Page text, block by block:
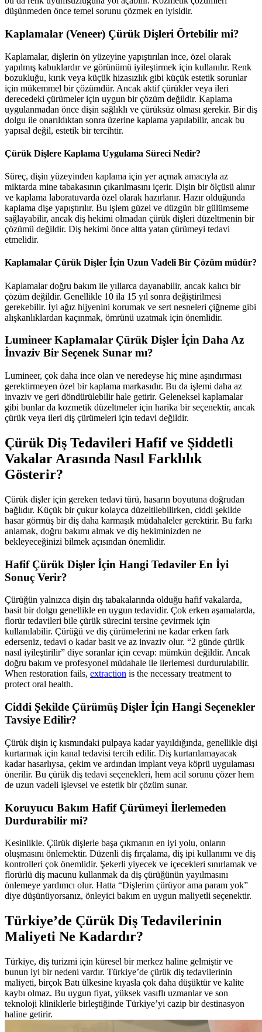
düşünmeden önce temel sorunu çözmek en iyisidir.
Kaplamalar (Veneer) Çürük Dişleri Örtebilir mi?
Kaplamalar, dişlerin ön yüzeyine yapıştırılan ince, özel olarak
yapılmış kabuklardır ve görünümü iyileştirmek için kullanılır. Renk
bozukluğu, kırık veya küçük hizasızlık gibi küçük estetik sorunlar
için mükemmel bir çözümdür. Ancak aktif çürükler veya ileri
derecedeki çürümeler için uygun bir çözüm değildir. Kaplama
uygulanmadan önce dişin sağlıklı ve çürüksüz olması gerekir. Bir diş
dolgu ile onarıldıktan sonra üzerine kaplama yapılabilir, ancak bu
yapısal değil, estetik bir tercihtir.
Çürük Dişlere Kaplama Uygulama Süreci Nedir?
Süreç, dişin yüzeyinden kaplama için yer açmak amacıyla az
miktarda mine tabakasının çıkarılmasını içerir. Dişin bir ölçüsü alınır
ve kaplama laboratuvarda özel olarak hazırlanır. Hazır olduğunda
kaplama dişe yapıştırılır. Bu işlem güzel ve düzgün bir gülümseme
sağlayabilir, ancak diş hekimi olmadan çürük dişleri düzeltmenin bir
çözümü değildir. Diş hekimi önce altta yatan çürümeyi tedavi
etmelidir.
Kaplamalar Çürük Dişler İçin Uzun Vadeli Bir Çözüm müdür?
Kaplamalar doğru bakım ile yıllarca dayanabilir, ancak kalıcı bir
çözüm değildir. Genellikle 10 ila 15 yıl sonra değiştirilmesi
gerekebilir. İyi ağız hijyenini korumak ve sert nesneleri çiğneme gibi
alışkanlıklardan kaçınmak, ömrünü uzatmak için önemlidir.
Lumineer Kaplamalar Çürük Dişler İçin Daha Az
İnvaziv Bir Seçenek Sunar mı?
Lumineer, çok daha ince olan ve neredeyse hiç mine aşındırması
gerektirmeyen özel bir kaplama markasıdır. Bu da işlemi daha az
invaziv ve geri döndürülebilir hale getirir. Geleneksel kaplamalar
gibi bunlar da kozmetik düzeltmeler için harika bir seçenektir, ancak
çürük veya ileri diş çürümeleri için tedavi değildir.
Çürük Diş Tedavileri Hafif ve Şiddetli
Vakalar Arasında Nasıl Farklılık
Gösterir?
Çürük dişler için gereken tedavi türü, hasarın boyutuna doğrudan
bağlıdır. Küçük bir çukur kolayca düzeltilebilirken, ciddi şekilde
hasar görmüş bir diş daha karmaşık müdahaleler gerektirir. Bu farkı
anlamak, doğru bakımı almak ve diş hekiminizden ne
bekleyeceğinizi bilmek açısından önemlidir.
Hafif Çürük Dişler İçin Hangi Tedaviler En İyi
Sonuç Verir?
Çürüğün yalnızca dişin dış tabakalarında olduğu hafif vakalarda,
basit bir dolgu genellikle en uygun tedavidir. Çok erken aşamalarda,
florür tedavileri bile çürük sürecini tersine çevirmek için
kullanılabilir. Çürüğü ve diş çürümelerini ne kadar erken fark
ederseniz, tedavi o kadar basit ve az invaziv olur. “2 günde çürük
nasıl iyileştirilir” diye soranlar için cevap: mümkün değildir. Ancak
doğru bakım ve profesyonel müdahale ile ilerlemesi durdurulabilir.
When restoration fails, extraction is the necessary treatment to
protect oral health.
Ciddi Şekilde Çürümüş Dişler İçin Hangi Seçenekler
Tavsiye Edilir?
Çürük dişin iç kısmındaki pulpaya kadar yayıldığında, genellikle dişi
kurtarmak için kanal tedavisi tercih edilir. Diş kurtarılamayacak
kadar hasarlıysa, çekim ve ardından implant veya köprü uygulaması
önerilir. Bu çürük diş tedavi seçenekleri, hem acil sorunu çözer hem
de uzun vadeli işlevsel ve estetik bir çözüm sunar.
Koruyucu Bakım Hafif Çürümeyi İlerlemeden
Durdurabilir mi?
Kesinlikle. Çürük dişlerle başa çıkmanın en iyi yolu, onların
oluşmasını önlemektir. Düzenli diş fırçalama, diş ipi kullanımı ve diş
kontrolleri çok önemlidir. Şekerli yiyecek ve içecekleri sınırlamak ve
florürlü diş macunu kullanmak da diş çürüğünün yayılmasını
önlemeye yardımcı olur. Hatta “Dişlerim çürüyor ama param yok”
diye düşünüyorsanız, önleyici bakım en uygun maliyetli seçenektir.
Türkiye’de Çürük Diş Tedavilerinin
Maliyeti Ne Kadardır?
Türkiye, diş turizmi için küresel bir merkez haline gelmiştir ve
bunun iyi bir nedeni vardır. Türkiye’de çürük diş tedavilerinin
maliyeti, birçok Batı ülkesine kıyasla çok daha düşüktür ve kalite
kaybı olmaz. Bu uygun fiyat, yüksek vasıflı uzmanlar ve son
teknoloji kliniklerle birleştiğinde Türkiye’yi cazip bir destinasyon
haline getirir.